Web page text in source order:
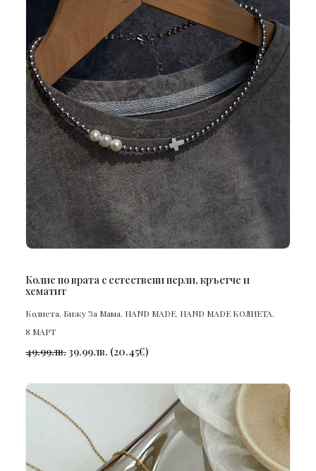
ПОРЪЧАЙ
Колие по врата с естествени перли, кръстче и
хематит
Колиета, Бижу За Мама, HAND MADE, HAND MADE КОЛИЕТА,
8 МАРТ
49.99лв. 39.99лв. (20.45€)